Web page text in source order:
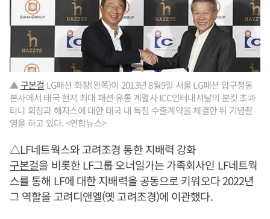
▲구본걸 LG패션 회장(왼쪽)이 2013년 8월9일 서울 LG패션 압구정동
본사에서 태국 현지 최대 패션·유통 계열사 ICC인터내셔날의 분킷 초콰
타나 회장과 헤지스에 대한 태국 내 독점 수출계약을 체결한 뒤 기념촬
영을 하고 있다. <연합뉴스>
△LF네트웍스와 고려조경 통한 지배력 강화
구본걸을 비롯한 LF그룹 오너일가는 가족회사인 LF네트웍
스를 통해 LF에 대한 지배력을 공동으로 키워오다 2022년
그 역할을 고려디앤엘(옛 고려조경)에 이관했다.